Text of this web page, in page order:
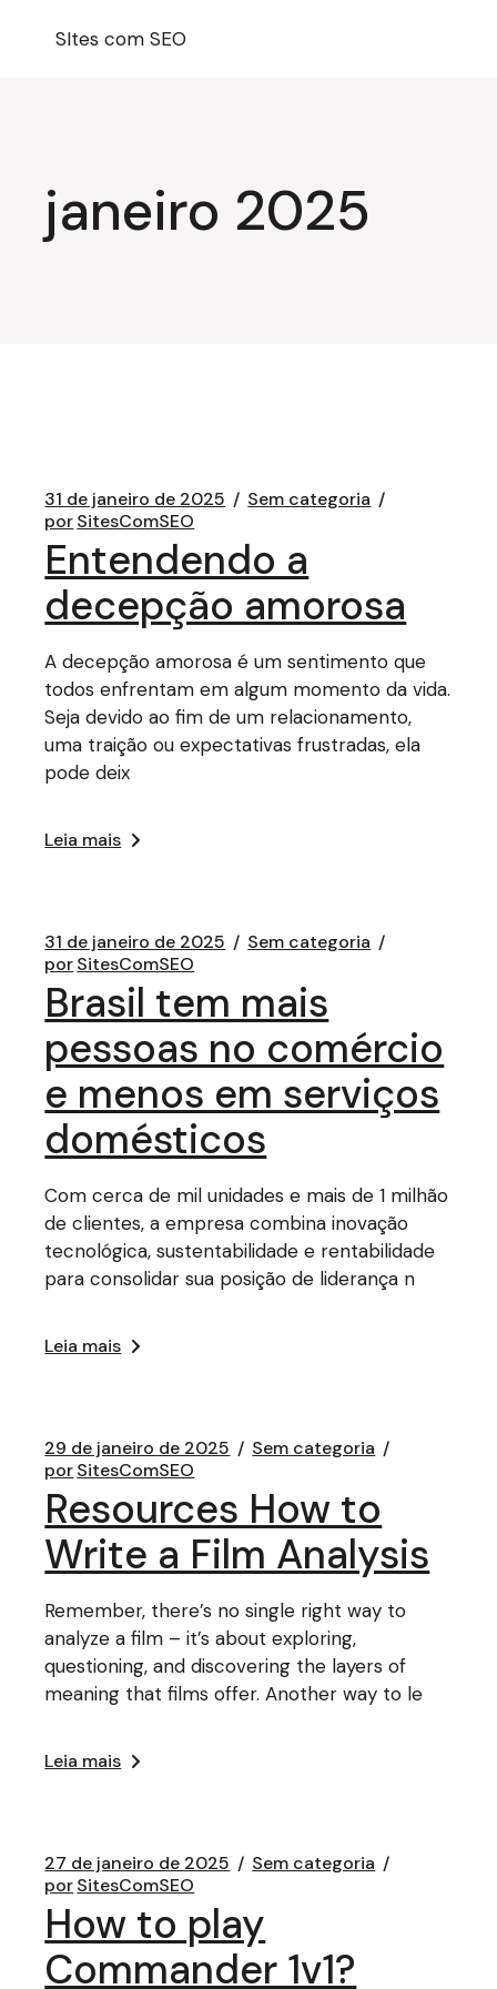
SItes com SEO
janeiro 2025
31 de janeiro de 2025
Sem categoria
porSitesComSEO
Entendendo a
decepção amorosa
A decepção amorosa é um sentimento que
todos enfrentam em algum momento da vida.
Seja devido ao fim de um relacionamento,
uma traição ou expectativas frustradas, ela
pode deix
Leia mais
31 de janeiro de 2025
Sem categoria
porSitesComSEO
Brasil tem mais
pessoas no comércio
e menos em serviços
domésticos
Com cerca de mil unidades e mais de 1 milhão
de clientes, a empresa combina inovação
tecnológica, sustentabilidade e rentabilidade
para consolidar sua posição de liderança n
Leia mais
29 de janeiro de 2025
Sem categoria
porSitesComSEO
Resources How to
Write a Film Analysis
Remember, there’s no single right way to
analyze a film – it’s about exploring,
questioning, and discovering the layers of
meaning that films offer. Another way to le
Leia mais
27 de janeiro de 2025
Sem categoria
porSitesComSEO
How to play
Commander 1v1?